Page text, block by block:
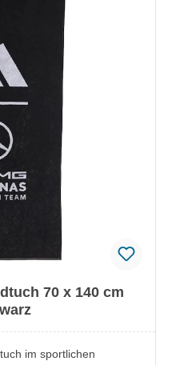
70 x 140 cm
im sportlichen